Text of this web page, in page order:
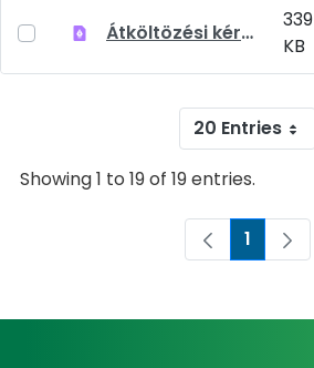
Átköltözési kérelem
339
KB
20 Entries
Showing 1 to 19 of 19 entries.
Page
1